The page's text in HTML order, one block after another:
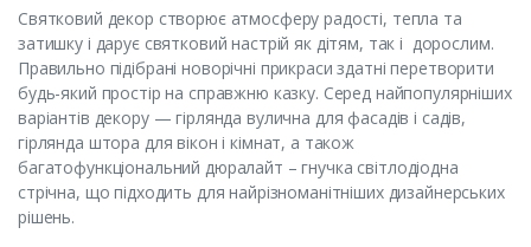
Святковий декор створює атмосферу радості, тепла та
затишку і дарує святковий настрій як дітям, так і дорослим.
Правильно підібрані новорічні прикраси здатні перетворити
будь-який простір на справжню казку. Серед найпопулярніших
варіантів декору — гірлянда вулична для фасадів і садів,
гірлянда штора для вікон і кімнат, а також
багатофункціональний дюралайт – гнучка світлодіодна
стрічна, що підходить для найрізноманітніших дизайнерських
рішень.